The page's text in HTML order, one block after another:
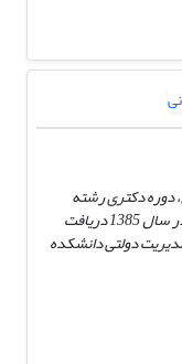
از شهر تهران، دوره دکتری رشته
مدیریت با گرایش سیستم‌ها را از دانشگاه تهران در سال 1385 دریافت
دولتی دانشکده